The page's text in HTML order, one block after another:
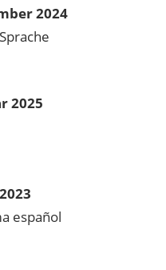
2024
2025
español